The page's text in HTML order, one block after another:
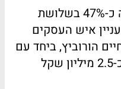
לאחר שמניית החברה איבדה כ-47% בשלושת
איש העסקים
הורוביץ, ביחד עם
משקיע נוסף יזרימו לחברה כ-2.5 מיליון שקל